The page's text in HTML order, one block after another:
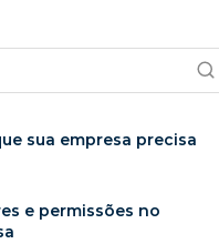
sua empresa precisa
e permissões no